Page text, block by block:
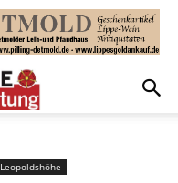
Leopoldshöhe